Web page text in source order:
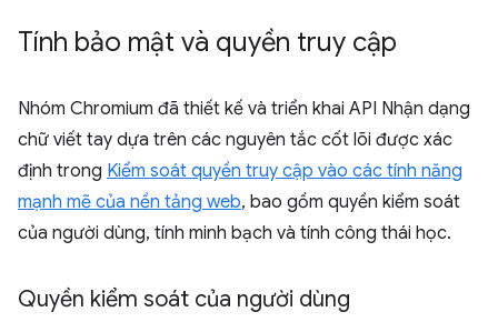
Tính bảo mật và quyền truy cập
Nhóm Chromium đã thiết kế và triển khai API Nhận dạng
chữ viết tay dựa trên các nguyên tắc cốt lõi được xác
định trong Kiểm soát quyền truy cập vào các tính năng
mạnh mẽ của nền tảng web, bao gồm quyền kiểm soát
của người dùng, tính minh bạch và tính công thái học.
Quyền kiểm soát của người dùng